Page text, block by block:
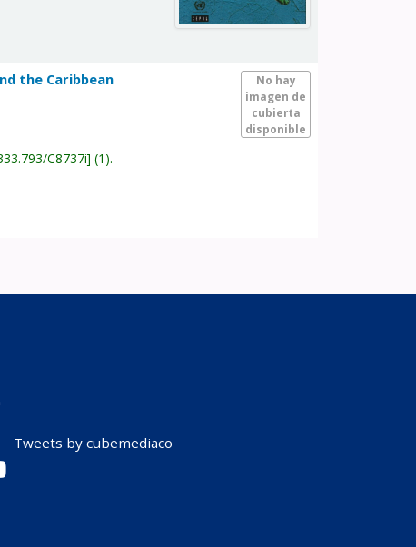
No hay
imagen de
cubierta
disponible
the Caribbean
C8737i (1).
Tweets by cubemediaco